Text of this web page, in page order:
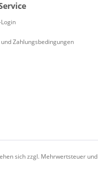
Zahlungsbedingungen
sich zzgl. Mehrwertsteuer und